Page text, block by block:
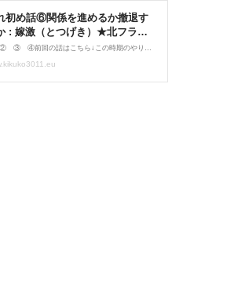
初め話⑥関係を進めるか撤退す
: 嫁激（とつげき）★北フラン
族 Powered by ライブドアブロ① ② ③ ④前回の話はこちら↓この時期のやり取りは非常におっかなびっくりでした(^^;何度も書いてますが、当時からもうネット絡みで変な事件も起こっていたし、知り合いでストーカーに悩んでいる子もいたりしたので…。ましてや相手は外国人。自分とは常識や考え方が全